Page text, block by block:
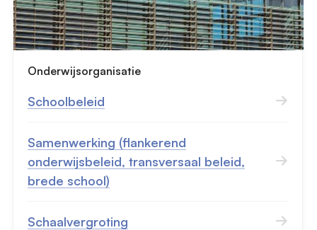
Onderwijsorganisatie
Schoolbeleid
Samenwerking (flankerend
onderwijsbeleid, transversaal beleid,
brede school)
Schaalvergroting